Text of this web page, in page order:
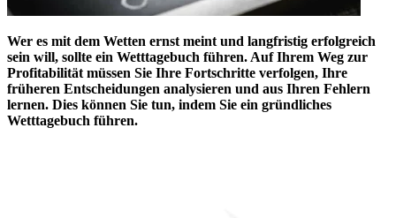
Wer es mit dem Wetten ernst meint und langfristig erfolgreich
sein will, sollte ein Wetttagebuch führen. Auf Ihrem Weg zur
Profitabilität müssen Sie Ihre Fortschritte verfolgen, Ihre
früheren Entscheidungen analysieren und aus Ihren Fehlern
lernen. Dies können Sie tun, indem Sie ein gründliches
Wetttagebuch führen.